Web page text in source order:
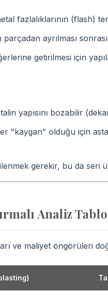
fazlalıklarının (flash)
ayrılması
getirilmesi için
yapısını bozabilir
"kaygan" olduğu için
gerekir, bu da seri
Analiz
ve maliyet öngörüleri